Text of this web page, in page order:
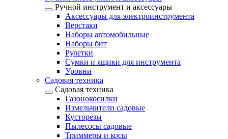
Ручной инструмент и аксессуары
Аксессуары для электроинструмента
Верстаки
Наборы автомобильные
Наборы бит
Рулетки
Сумки и ящики для инструмента
Уровни
Садовая техника
Садовая техника
Газонокосилки
Измельчители садовые
Кусторезы
Пылесосы садовые
Триммеры и косы